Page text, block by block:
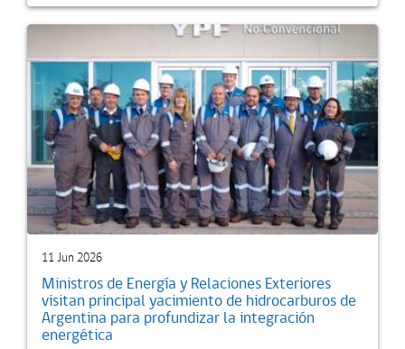
11 Jun 2026
Ministros de Energía y Relaciones Exteriores
visitan principal yacimiento de hidrocarburos de
Argentina para profundizar la integración
energética